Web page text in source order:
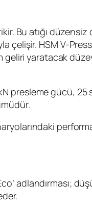
Bu atığı düzensiz
çelişir. HSM V-
geliri yaratacak
presleme gücü, 25
adlandırması;